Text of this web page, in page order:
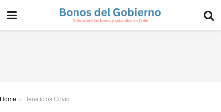
Home Beneficios Covid